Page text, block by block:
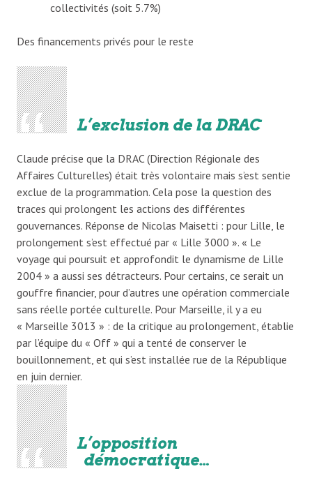
collectivités (soit 5.7%)
Des financements privés pour le reste
L’exclusion de la DRAC
Claude précise que la DRAC (Direction Régionale des
Affaires Culturelles) était très volontaire mais s’est sentie
exclue de la programmation. Cela pose la question des
traces qui prolongent les actions des différentes
gouvernances. Réponse de Nicolas Maisetti : pour Lille, le
prolongement s’est effectué par « Lille 3000 ». « Le
voyage qui poursuit et approfondit le dynamisme de Lille
2004 » a aussi ses détracteurs. Pour certains, ce serait un
gouffre financier, pour d’autres une opération commerciale
sans réelle portée culturelle. Pour Marseille, il y a eu
« Marseille 3013 » : de la critique au prolongement, établie
par l’équipe du « Off » qui a tenté de conserver le
bouillonnement, et qui s’est installée rue de la République
en juin dernier.
L’opposition
démocratique…